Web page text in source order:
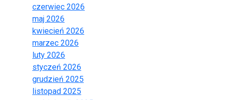
czerwiec 2026
maj 2026
kwiecień 2026
marzec 2026
luty 2026
styczeń 2026
grudzień 2025
listopad 2025